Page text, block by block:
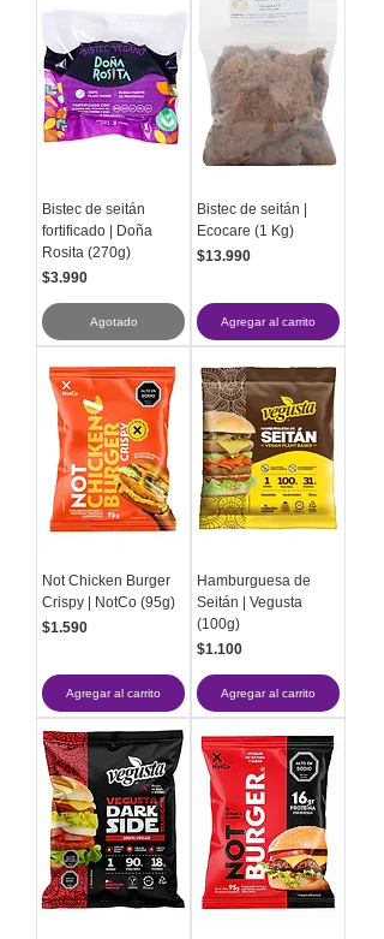
Bistec de seitán
fortificado | Doña
Rosita (270g)
Precio
$3.990
Agotado
Bistec de seitán |
Ecocare (1 Kg)
Precio
$13.990
Agregar al carrito
Not Chicken Burger
Crispy | NotCo (95g)
Precio
$1.590
Agregar al carrito
Hamburguesa de
Seitán | Vegusta
(100g)
Precio
$1.100
Agregar al carrito